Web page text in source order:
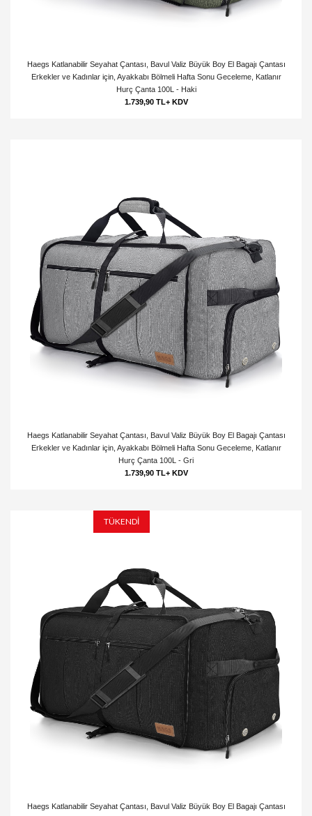
Haegs Katlanabilir Seyahat Çantası, Bavul Valiz Büyük Boy El Bagajı Çantası
Erkekler ve Kadınlar için, Ayakkabı Bölmeli Hafta Sonu Geceleme, Katlanır
Hurç Çanta 100L - Haki
1.739,90 TL+ KDV
Haegs Katlanabilir Seyahat Çantası, Bavul Valiz Büyük Boy El Bagajı Çantası
Erkekler ve Kadınlar için, Ayakkabı Bölmeli Hafta Sonu Geceleme, Katlanır
Hurç Çanta 100L - Gri
1.739,90 TL+ KDV
TÜKENDİ
Haegs Katlanabilir Seyahat Çantası, Bavul Valiz Büyük Boy El Bagajı Çantası